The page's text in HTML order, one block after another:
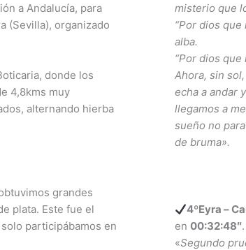
a Andalucía, para
(Sevilla), organizado
donde los
4,8kms muy
alternando hierba
grandes
plata. Este fue el
participábamos en
misterio que
“Por dios
alba.
“Por dios
Ahora, sin
echa a andar
llegamos a
sueño no
de bruma».
4ºEyra –
en 00:32:48″
«Segundo